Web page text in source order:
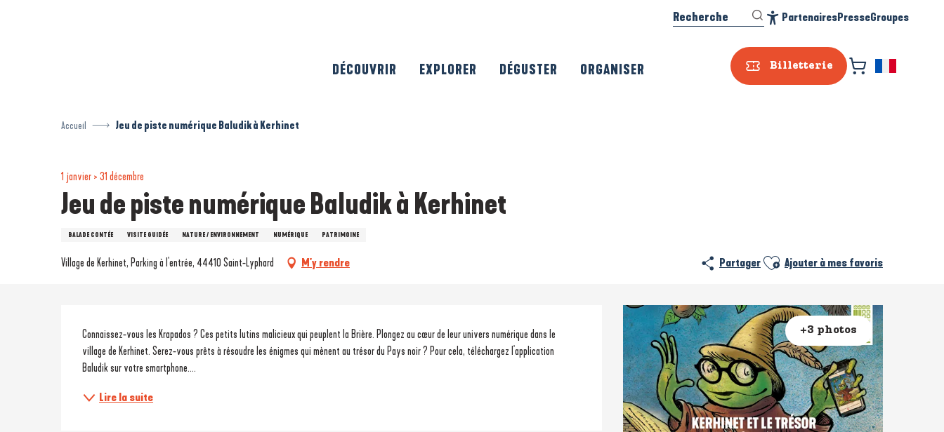
Billetterie
Recherche PartenairesPresseGroupes
DÉCOUVRIR EXPLORER DÉGUSTER ORGANISER
Accueil Jeu de piste numérique Baludik à Kerhinet
1 janvier > 31 décembre
Jeu de piste numérique Baludik à Kerhinet
BALADE CONTÉE VISITE GUIDÉE NATURE / ENVIRONNEMENT NUMÉRIQUE PATRIMOINE
Village de Kerhinet, Parking à l'entrée, 44410 Saint-Lyphard M'y rendre Partager Ajouter aux favoris
Ajouter à mes favoris
+3 photos
Description
Connaissez-vous les Krapados ? Ces petits lutins malicieux qui peuplent la Brière. Plongez au cœur de leur univers numérique dans le
village de Kerhinet. Serez-vous prêts à résoudre les énigmes qui mènent au trésor du Pays noir ? Pour cela, téléchargez l'application
Baludik sur votre smartphone....
Lire la suite